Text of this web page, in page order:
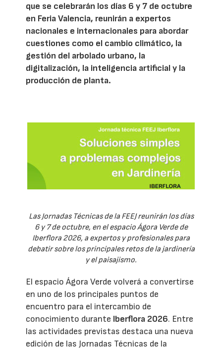
que se celebrarán los días 6 y 7 de octubre
en Feria Valencia, reunirán a expertos
nacionales e internacionales para abordar
cuestiones como el cambio climático, la
gestión del arbolado urbano, la
digitalización, la inteligencia artificial y la
producción de planta.
Las Jornadas Técnicas de la FEEJ reunirán los días
6 y 7 de octubre, en el espacio Ágora Verde de
Iberflora 2026, a expertos y profesionales para
debatir sobre los principales retos de la jardinería
y el paisajismo.
El espacio Ágora Verde volverá a convertirse
en uno de los principales puntos de
encuentro para el intercambio de
conocimiento durante Iberflora 2026. Entre
las actividades previstas destaca una nueva
edición de las Jornadas Técnicas de la